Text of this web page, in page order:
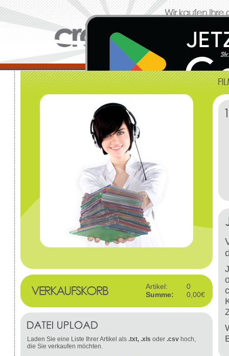
Artikel:
0
Summe:
0,00€
Laden Sie eine Liste Ihrer Artikel als .txt, .xls oder .csv hoch,
die Sie verkaufen möchten.